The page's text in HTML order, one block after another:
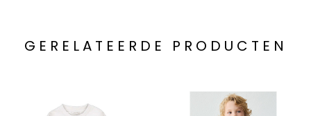
GERELATEERDE PRODUCTEN